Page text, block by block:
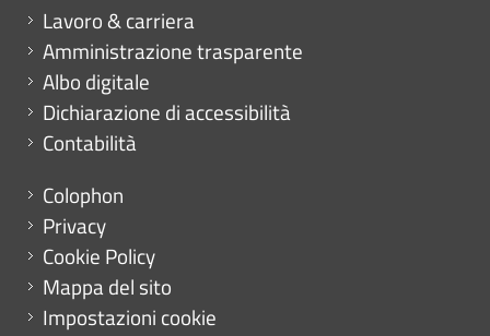
Mini menu di servizio
Lavoro & carriera
Amministrazione trasparente
Albo digitale
Dichiarazione di accessibilità
Contabilità
Menu footer
Colophon
Privacy
Cookie Policy
Mappa del sito
Impostazioni cookie